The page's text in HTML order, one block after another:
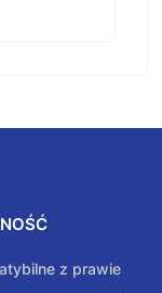
z prawie